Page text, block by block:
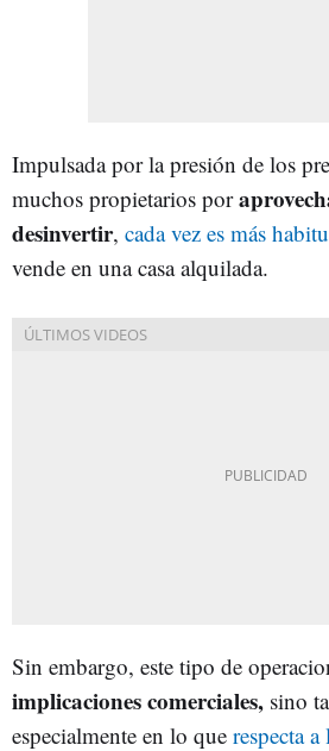
Impulsada por la presión de los
muchos propietarios por
desinvertir, cada vez es más
vende en una casa alquilada.
Sin embargo, este tipo de
implicaciones comerciales, sino
especialmente en lo que respecta